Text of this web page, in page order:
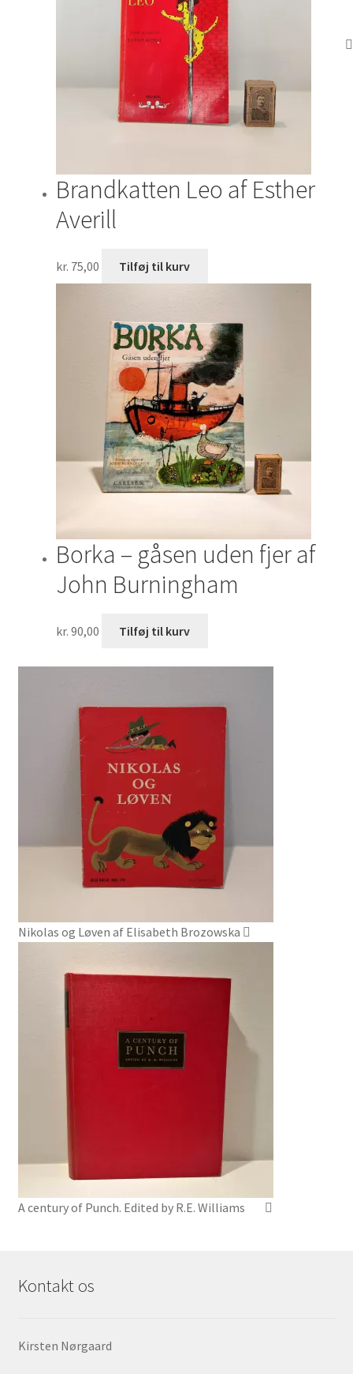
Brandkatten Leo af Esther
Averill
kr. 75,00 Tilføj til kurv
Borka – gåsen uden fjer af
John Burningham
kr. 90,00 Tilføj til kurv
Nikolas og Løven af Elisabeth Brozowska
A century of Punch. Edited by R.E. Williams
Kontakt os
Kirsten Nørgaard